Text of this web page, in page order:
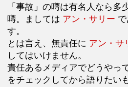
「事故」の噂は有名人なら多
噂。ましては アン・サリー
す。
とは言え、無責任に アン・サ
してはいけません。
責任あるメディアでどうやっ
をチェックしてから語りたい